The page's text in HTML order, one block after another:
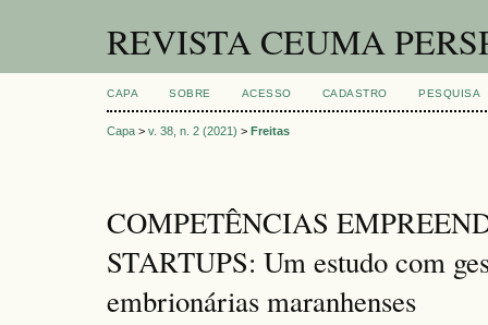
REVISTA CEUMA
CAPA SOBRE ACESSO CADASTRO PESQUISA
Capa > v. 38, n. 2 (2021) > Freitas
COMPETÊNCIAS
STARTUPS: Um estudo com
embrionárias maranhenses